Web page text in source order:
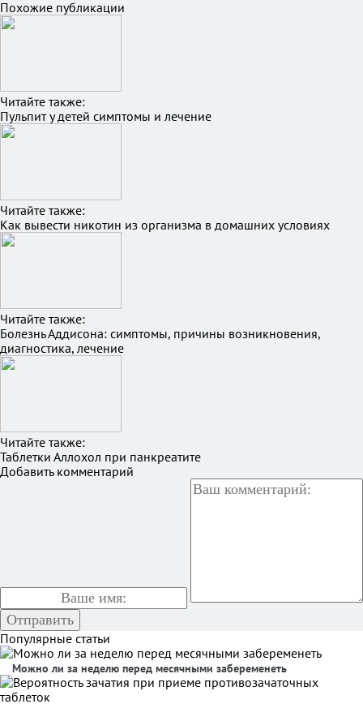
Похожие публикации
Читайте также:
Пульпит у детей симптомы и лечение
Читайте также:
Как вывести никотин из организма в домашних условиях
Читайте также:
Болезнь Аддисона: симптомы, причины возникновения,
диагностика, лечение
Читайте также:
Таблетки Аллохол при панкреатите
Добавить комментарий
Популярные статьи
Можно ли за неделю перед месячными забеременеть